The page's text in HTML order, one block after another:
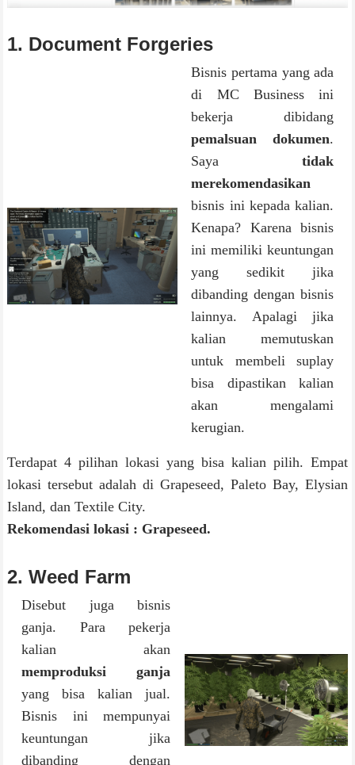
1. Document Forgeries
Bisnis pertama yang ada
di MC Business ini
bekerja dibidang
pemalsuan dokumen.
Sayatidak
merekomendasikan
bisnis ini kepada kalian.
Kenapa? Karena bisnis
ini memiliki keuntungan
yang sedikit jika
dibanding dengan bisnis
lainnya. Apalagi jika
kalian memutuskan
untuk membeli suplay
bisa dipastikan kalian
akan mengalami
kerugian.
Terdapat 4 pilihan lokasi yang bisa kalian pilih. Empat
lokasi tersebut adalah di Grapeseed, Paleto Bay, Elysian
Island, dan Textile City.
Rekomendasi lokasi : Grapeseed.
2. Weed Farm
Disebut juga bisnis
ganja. Para pekerja
kalian akan
memproduksi ganja
yang bisa kalian jual.
Bisnis ini mempunyai
keuntungan jika
dibanding dengan